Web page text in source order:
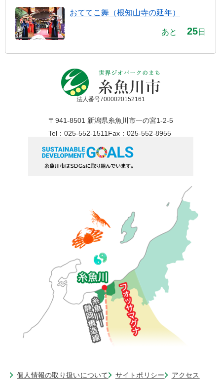
おててこ舞（根知山寺の延年）
あと 25日
法人番号7000020152161
〒941-8501 新潟県糸魚川市一の宮1-2-5
Tel：025-552-1511 Fax：025-552-8955
個人情報の取り扱いについて サイトポリシー アクセス